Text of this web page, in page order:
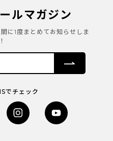
ルマガジン
に1度まとめてお知らせしま
でチェック